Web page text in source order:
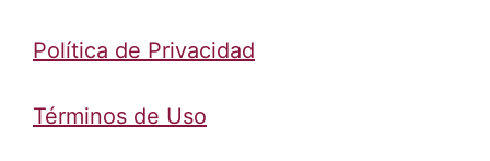
Política de Privacidad
Términos de Uso